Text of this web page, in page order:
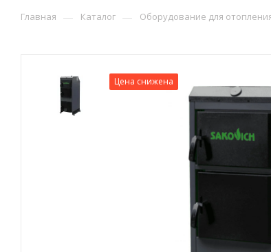
Главная — Каталог — Оборудование для
Цена снижена